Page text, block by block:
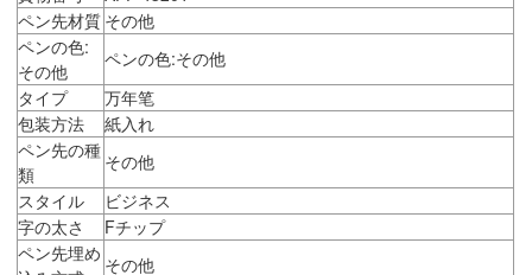
ペン先材質 その他
ペンの色:
その他
ペンの色:その他
タイプ
万年笔
包装方法
紙入れ
ペン先の種
類
その他
スタイル
ビジネス
字の太さ
Fチップ
ペン先埋め その他